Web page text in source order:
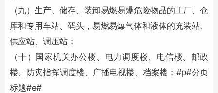
（九）生产、储存、装卸易燃易爆危险物品的工厂、仓
库和专用车站、码头，易燃易爆气体和液体的充装站、
供应站、调压站；
（十）国家机关办公楼、电力调度楼、电信楼、邮政
楼、防灾指挥调度楼、广播电视楼、档案楼；#p#分页
标题#e#